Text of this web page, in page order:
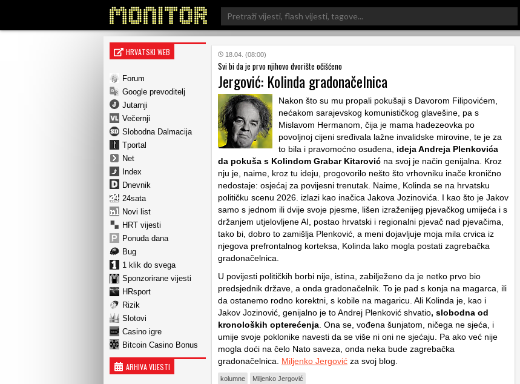
Search
for:
HRVATSKI WEB
Forum
Google prevoditelj
Jutarnji
Večernji
Slobodna Dalmacija
Tportal
Net
Index
Dnevnik
24sata
Novi list
HRT vijesti
Ponuda dana
Bug
1 klik do svega
Sponzorirane vijesti
HRsport
Rizik
Slotovi
Casino igre
Bitcoin Casino Bonus
ARHIVA VIJESTI
18.04. (08:00)
Svi bi da je prvo njihovo dvorište očišćeno
Jergović: Kolinda gradonačelnica
Nakon što su mu propali pokušaji s Davorom Filipovićem,
nećakom sarajevskog komunističkog glavešine, pa s
Mislavom Hermanom, čija je mama hadezeovka po
povoljnoj cijeni sređivala lažne invalidske mirovine, te je za
to bila i pravomoćno osuđena, ideja Andreja Plenkovića
da pokuša s Kolindom Grabar Kitarović na svoj je način genijalna. Kroz
nju je, naime, kroz tu ideju, progovorilo nešto što vrhovniku inače kronično
nedostaje: osjećaj za povijesni trenutak. Naime, Kolinda se na hrvatsku
političku scenu 2026. izlazi kao inačica Jakova Jozinovića. I kao što je Jakov
samo s jednom ili dvije svoje pjesme, lišen izraženijeg pjevačkog umijeća i s
držanjem utjelovljene AI, postao hrvatski i regionalni pjevač nad pjevačima,
tako bi, dobro to zamišlja Plenković, a meni dojavljuje moja mila crvica iz
njegova prefrontalnog korteksa, Kolinda lako mogla postati zagrebačka
gradonačelnica.
U povijesti političkih borbi nije, istina, zabilježeno da je netko prvo bio
predsjednik države, a onda gradonačelnik. To je pad s konja na magarca, ili
da ostanemo rodno korektni, s kobile na magaricu. Ali Kolinda je, kao i
Jakov Jozinović, genijalno je to Andrej Plenković shvatio, slobodna od
kronoloških opterećenja . Ona se, vođena šunjatom, ničega ne sjeća, i
umije svoje poklonike navesti da se više ni oni ne sjećaju. Pa ako već nije
mogla doći na čelo Nato saveza, onda neka bude zagrebačka
gradonačelnica. Miljenko Jergović za svoj blog.
kolumne Miljenko Jergović